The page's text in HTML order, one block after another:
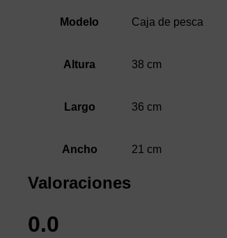
Modelo Caja de pesca
Altura 38 cm
Largo 36 cm
Ancho 21 cm
Valoraciones
0.0